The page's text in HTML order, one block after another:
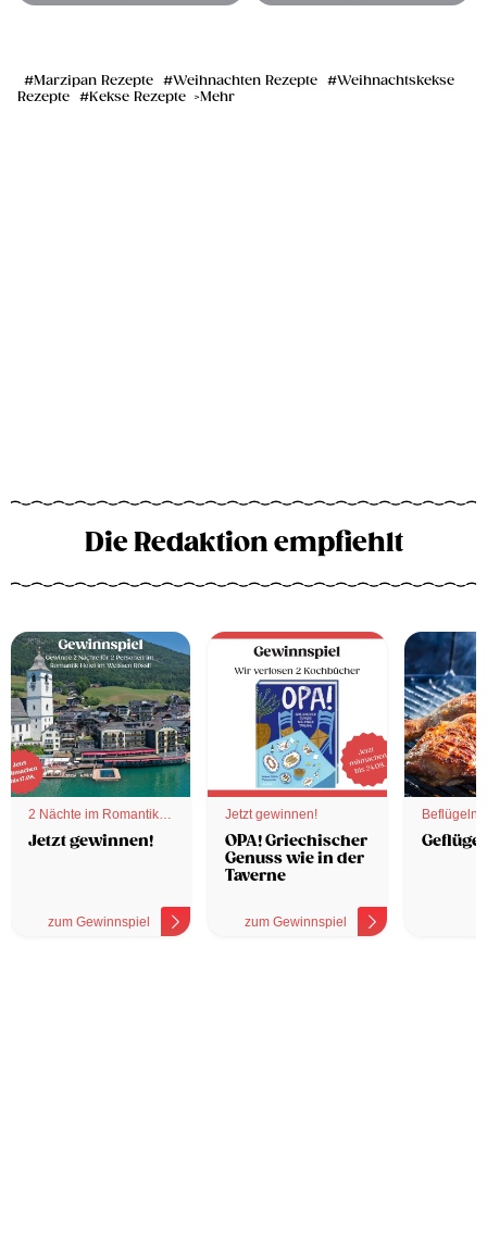
Marzipan Rezepte Weihnachten Rezepte
Weihnachtskekse
Rezepte
Kekse Rezepte Mehr
Die Redaktion empfiehlt
2 Nächte im Romantik
Hotel
Jetzt gewinnen!
zum Gewinnspiel
Jetzt gewinnen!
OPA! Griechischer
Genuss wie in der
Taverne
zum Gewinnspiel